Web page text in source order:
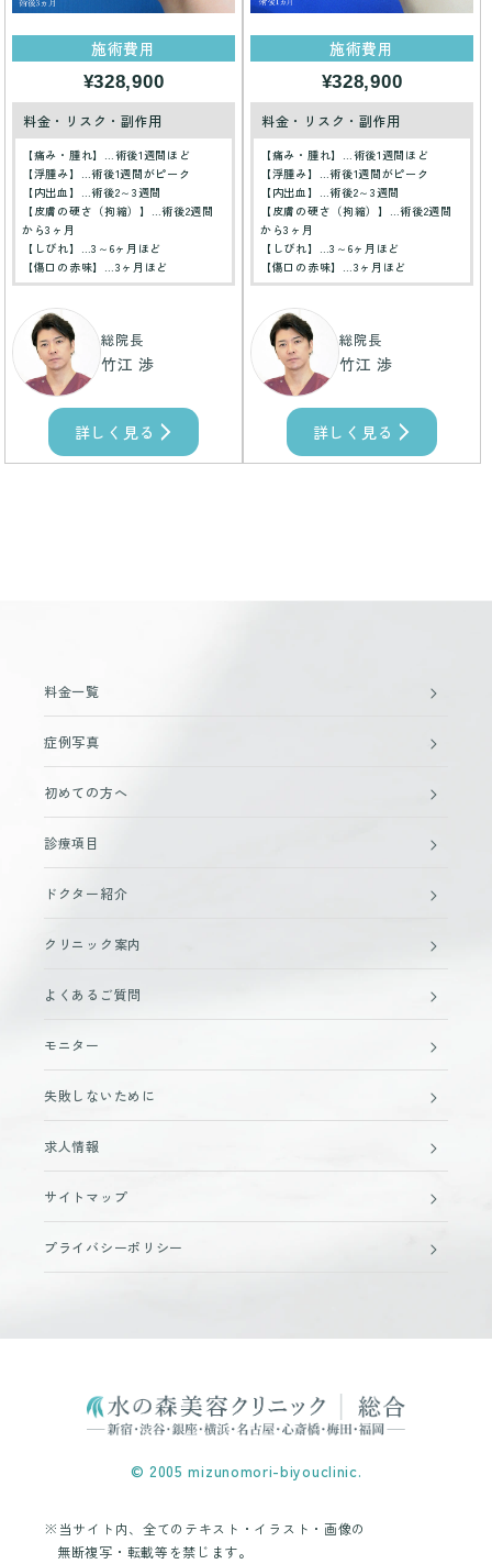
施術費用
¥328,900
料金・リスク・副作用
【痛み・腫れ】…術後1週間ほど
【浮腫み】…術後1週間がピーク
【内出血】…術後2～3週間
【皮膚の硬さ（拘縮）】…術後2週間
から3ヶ月
【しびれ】…3～6ヶ月ほど
【傷口の赤味】…3ヶ月ほど
総院長
竹江 渉
詳しく見る
施術費用
¥328,900
料金・リスク・副作用
【痛み・腫れ】…術後1週間ほど
【浮腫み】…術後1週間がピーク
【内出血】…術後2～3週間
【皮膚の硬さ（拘縮）】…術後2週間
から3ヶ月
【しびれ】…3～6ヶ月ほど
【傷口の赤味】…3ヶ月ほど
総院長
竹江 渉
詳しく見る
料金一覧
症例写真
初めての方へ
診療項目
ドクター紹介
クリニック案内
よくあるご質問
モニター
失敗しないために
求人情報
サイトマップ
プライバシーポリシー
© 2005 mizunomori-biyouclinic.
※当サイト内、全てのテキスト・イラスト・画像の
無断複写・転載等を禁じます。